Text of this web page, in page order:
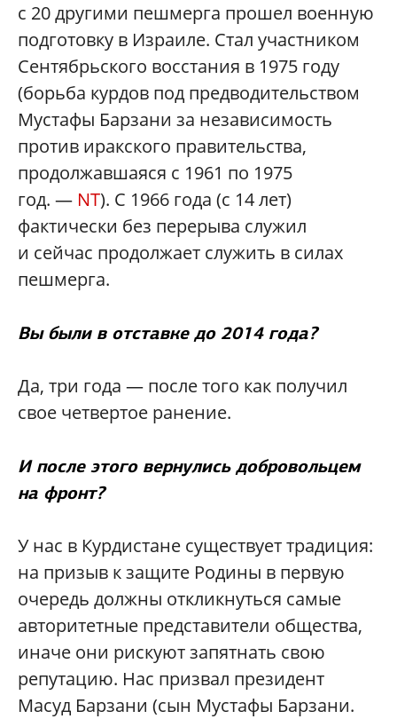
с 20 другими пешмерга прошел военную
подготовку в Израиле. Стал участником
Сентябрьского восстания в 1975 году
(борьба курдов под предводительством
Мустафы Барзани за независимость
против иракского правительства,
продолжавшаяся с 1961 по 1975
год. — NT). C 1966 года (с 14 лет)
фактически без перерыва служил
и сейчас продолжает служить в силах
пешмерга.
Вы были в отставке до 2014 года?
Да, три года — после того как получил
свое четвертое ранение.
И после этого вернулись добровольцем
на фронт?
У нас в Курдистане существует традиция:
на призыв к защите Родины в первую
очередь должны откликнуться самые
авторитетные представители общества,
иначе они рискуют запятнать свою
репутацию. Нас призвал президент
Масуд Барзани (сын Мустафы Барзани.